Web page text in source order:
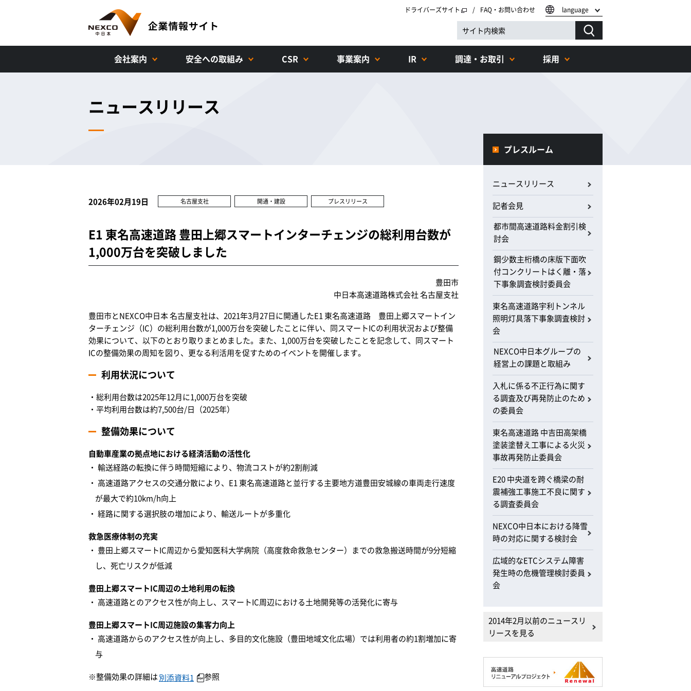
ドライバーズサイト FAQ・お問い合わせ language
会社案内 安全への取組み CSR 事業案内 IR 調達・お取引 採用
ニュースリリース
2026年02月19日 名古屋支社 開通・建設 プレスリリース
E1 東名高速道路 豊田上郷スマートインターチェンジの総利用台数が
1,000万台を突破しました
豊田市
中日本高速道路株式会社 名古屋支社
豊田市とNEXCO中日本 名古屋支社は、2021年3月27日に開通したE1 東名高速道路 豊田上郷スマートイン
ターチェンジ（IC）の総利用台数が1,000万台を突破したことに伴い、同スマートICの利用状況および整備
効果について、以下のとおり取りまとめました。また、1,000万台を突破したことを記念して、同スマート
ICの整備効果の周知を図り、更なる利活用を促すためのイベントを開催します。
利用状況について
・総利用台数は2025年12月に1,000万台を突破
・平均利用台数は約7,500台/日（2025年）
整備効果について
自動車産業の拠点地における経済活動の活性化
輸送経路の転換に伴う時間短縮により、物流コストが約2割削減
高速道路アクセスの交通分散により、E1 東名高速道路と並行する主要地方道豊田安城線の車両走行速度
が最大で約10km/h向上
経路に関する選択肢の増加により、輸送ルートが多重化
救急医療体制の充実
豊田上郷スマートIC周辺から愛知医科大学病院（高度救命救急センター）までの救急搬送時間が9分短縮
し、死亡リスクが低減
豊田上郷スマートIC周辺の土地利用の転換
高速道路とのアクセス性が向上し、スマートIC周辺における土地開発等の活発化に寄与
豊田上郷スマートIC周辺施設の集客力向上
高速道路からのアクセス性が向上し、多目的文化施設（豊田地域文化広場）では利用者の約1割増加に寄
与
※整備効果の詳細は別添資料1 参照
プレスルーム
ニュースリリース
記者会見
都市間高速道路料金割引検
討会
鋼少数主桁橋の床版下面吹
付コンクリートはく離・落
下事象調査検討委員会
東名高速道路宇利トンネル
照明灯具落下事象調査検討
会
NEXCO中日本グループの
経営上の課題と取組み
入札に係る不正行為に関す
る調査及び再発防止のため
の委員会
東名高速道路 中吉田高架橋
塗装塗替え工事による火災
事故再発防止委員会
E20 中央道を跨ぐ橋梁の耐
震補強工事施工不良に関す
る調査委員会
NEXCO中日本における降雪
時の対応に関する検討会
広域的なETCシステム障害
発生時の危機管理検討委員
会
2014年2月以前のニュースリ
リースを見る